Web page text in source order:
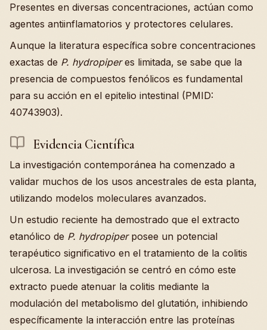
Presentes en diversas concentraciones, actúan como
agentes antiinflamatorios y protectores celulares.
Aunque la literatura específica sobre concentraciones
exactas de P. hydropiperes limitada, se sabe que la
presencia de compuestos fenólicos es fundamental
para su acción en el epitelio intestinal (PMID:
40743903).
Evidencia Científica
La investigación contemporánea ha comenzado a
validar muchos de los usos ancestrales de esta planta,
utilizando modelos moleculares avanzados.
Un estudio reciente ha demostrado que el extracto
etanólico de P. hydropiperposee un potencial
terapéutico significativo en el tratamiento de la colitis
ulcerosa. La investigación se centró en cómo este
extracto puede atenuar la colitis mediante la
modulación del metabolismo del glutatión, inhibiendo
específicamente la interacción entre las proteínas